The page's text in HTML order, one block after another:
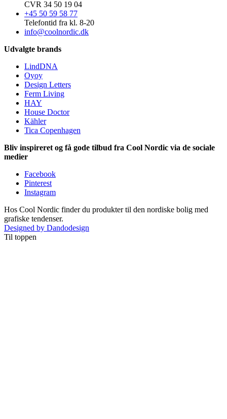
CVR 34 50 19 04
+45 50 59 58 77
Telefontid fra kl. 8-20
info@coolnordic.dk
Udvalgte brands
LindDNA
Oyoy
Design Letters
Ferm Living
HAY
House Doctor
Kähler
Tica Copenhagen
Bliv inspireret og få gode tilbud fra Cool Nordic via de sociale
medier
Facebook
Pinterest
Instagram
Hos Cool Nordic finder du produkter til den nordiske bolig med
grafiske tendenser.
Designed by Dandodesign
Til toppen